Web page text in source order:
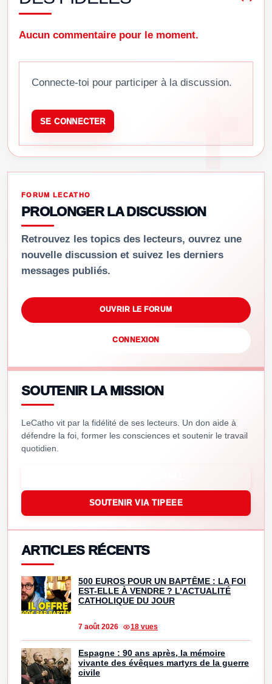
Aucun commentaire pour le moment.
Connecte-toi pour participer à la discussion.
SE CONNECTER
FORUM LECATHO
PROLONGER LA DISCUSSION
Retrouvez les topics des lecteurs, ouvrez une
nouvelle discussion et suivez les derniers
messages publiés.
OUVRIR LE FORUM
CONNEXION
SOUTENIR LA MISSION
LeCatho vit par la fidélité de ses lecteurs. Un don aide à
défendre la foi, former les consciences et soutenir le travail
quotidien.
SOUTENIR VIA TIPEEE
ARTICLES RÉCENTS
500 EUROS POUR UN BAPTÊME : LA FOI
EST-ELLE À VENDRE ? L’ACTUALITÉ
CATHOLIQUE DU JOUR
7 août 2026 18 vues
Espagne : 90 ans après, la mémoire
vivante des évêques martyrs de la guerre
civile